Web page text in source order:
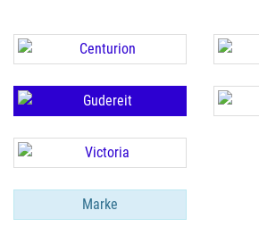
Marke